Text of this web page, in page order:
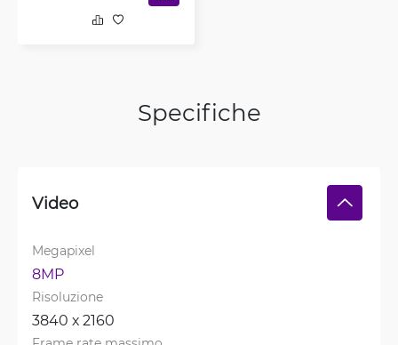
Specifiche
Video
Megapixel
8MP
Risoluzione
3840 х 2160